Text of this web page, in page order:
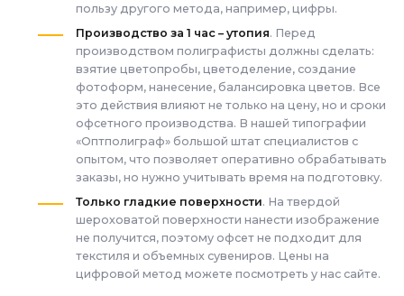
пользу другого метода, например, цифры.
Производство за 1 час – утопия. Перед
производством полиграфисты должны сделать:
взятие цветопробы, цветоделение, создание
фотоформ, нанесение, балансировка цветов. Все
это действия влияют не только на цену, но и сроки
офсетного производства. В нашей типографии
«Оптполиграф» большой штат специалистов с
опытом, что позволяет оперативно обрабатывать
заказы, но нужно учитывать время на подготовку.
Только гладкие поверхности. На твердой
шероховатой поверхности нанести изображение
не получится, поэтому офсет не подходит для
текстиля и объемных сувениров. Цены на
цифровой метод можете посмотреть у нас сайте.